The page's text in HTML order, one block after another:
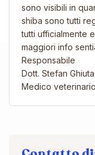
sono visibili in
shiba sono tutti
tutti ufficialmente
maggiori info
Responsabile
Dott. Stefan Ghiuta
Medico